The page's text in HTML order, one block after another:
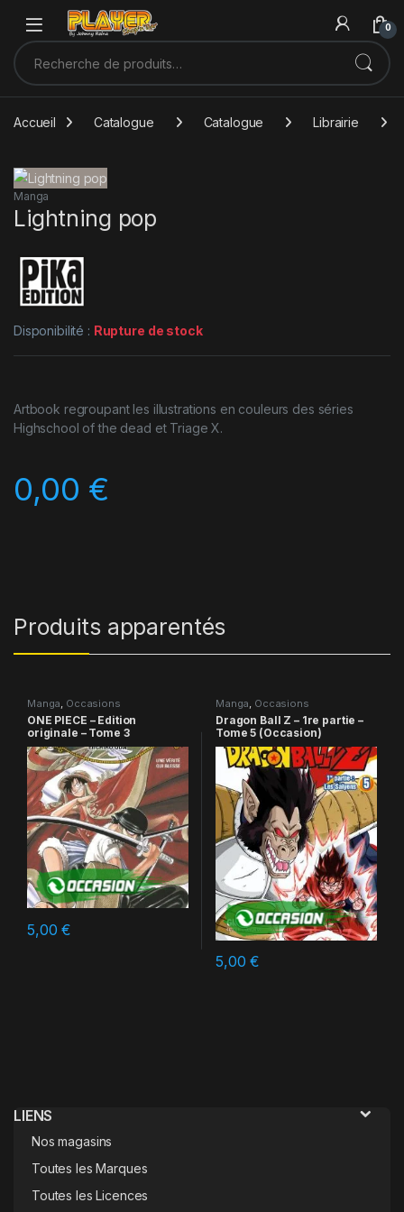
Sauter à la navigation
Skip to content
0
Recherche pour :
Accueil Catalogue Catalogue Librairie
Manga
Lightning pop
Disponibilité : Rupture de stock
Artbook regroupant les illustrations en couleurs des séries
Highschool of the dead et Triage X.
0,00 €
Produits apparentés
Manga, Occasions
ONE PIECE – Edition
originale – Tome 3
5,00€
Manga, Occasions
Dragon Ball Z – 1re partie –
Tome 5 (Occasion)
5,00€
LIENS
Nos magasins
Toutes les Marques
Toutes les Licences